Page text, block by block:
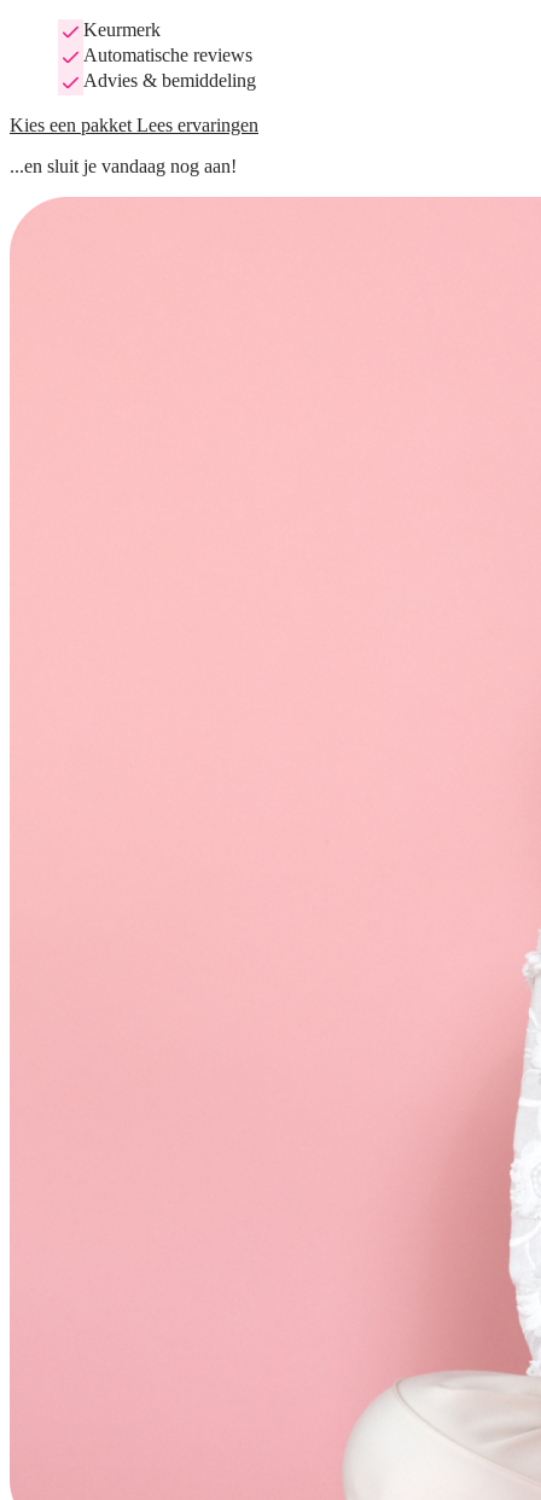
Keurmerk
Automatische reviews
Advies & bemiddeling
Kies een pakket Lees ervaringen
...en sluit je vandaag nog aan!